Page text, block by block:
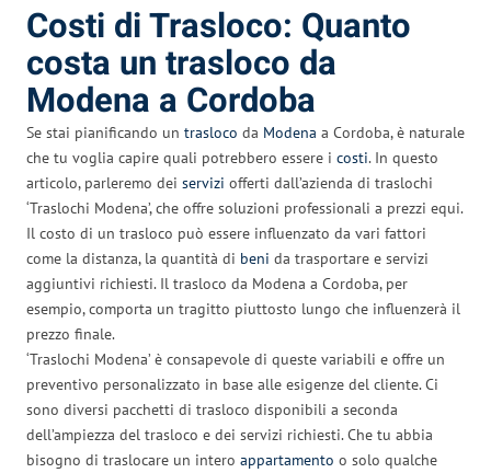
Costi di Trasloco: Quanto
costa un trasloco da
Modena a Cordoba
Se stai pianificando un trasloco da Modena a Cordoba, è naturale
che tu voglia capire quali potrebbero essere i costi. In questo
articolo, parleremo dei servizi offerti dall’azienda di traslochi
‘Traslochi Modena’, che offre soluzioni professionali a prezzi equi.
Il costo di un trasloco può essere influenzato da vari fattori
come la distanza, la quantità di beni da trasportare e servizi
aggiuntivi richiesti. Il trasloco da Modena a Cordoba, per
esempio, comporta un tragitto piuttosto lungo che influenzerà il
prezzo finale.
‘Traslochi Modena’ è consapevole di queste variabili e offre un
preventivo personalizzato in base alle esigenze del cliente. Ci
sono diversi pacchetti di trasloco disponibili a seconda
dell’ampiezza del trasloco e dei servizi richiesti. Che tu abbia
bisogno di traslocare un intero appartamento o solo qualche